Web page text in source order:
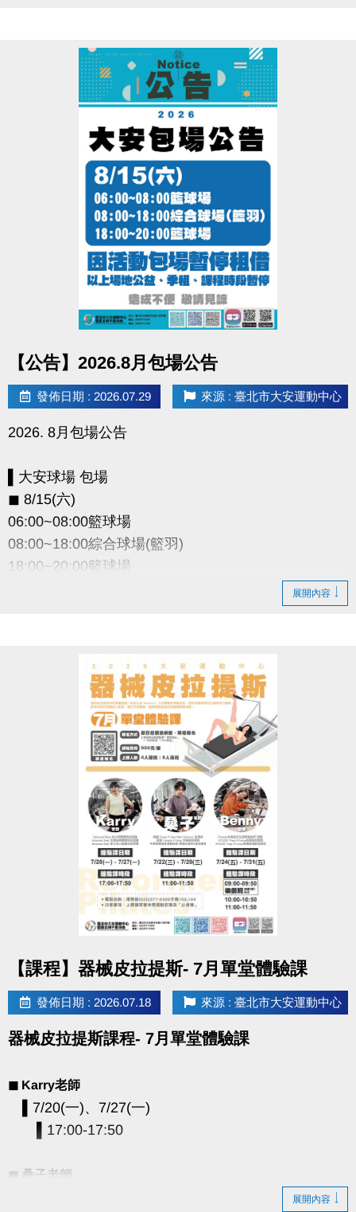
網路報名請點我(開啟新視窗)
▪︎ 大安APP 長佳Sports+ APP傳送門⬇
APPLE 傳送門點我(另開新視窗)
google play 傳送門點我(另開新視窗)
※網路報名僅開放四日內課程，且課程當天僅開放現場報名，額滿為
※報名後不得延期、換堂，如因私人因素辦理退費，需酌收20%手續
電話洽詢 (02)2396-0300 分機103、104
【公告】2026.8月包場公告
發佈日期 : 2026.07.29 來源 : 臺北市大安運動中心
2026. 8月包場公告
▌大安球場 包場
◼︎ 8/15(六)
06:00~08:00籃球場
08:00~18:00綜合球場(籃羽)
18:00~20:00籃球場
因活動包場 暫停租借
以上場地公益、季租、課程時段暫停
造成不便 敬請見諒
展開內容
【課程】器械皮拉提斯- 7月單堂體驗課
發佈日期 : 2026.07.18 來源 : 臺北市大安運動中心
器械皮拉提斯課程- 7月單堂體驗課
◼︎ Karry老師
▌7/20(一)、7/27(一)
▌17:00-17:50
◼︎ 桑子老師
展開內容